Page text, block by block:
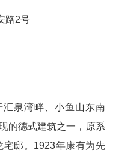
路2号
泉湾畔、小鱼山东南
的德式建筑之一，原系
宅邸。1923年康有为先